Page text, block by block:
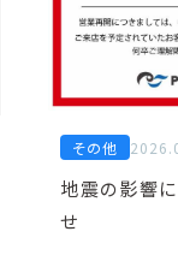
その他
地震の影響
せ